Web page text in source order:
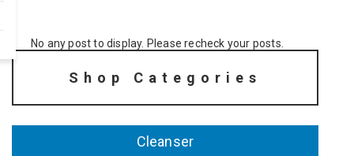
No any post to display. Please recheck your posts.
Shop Categories
Cleanser